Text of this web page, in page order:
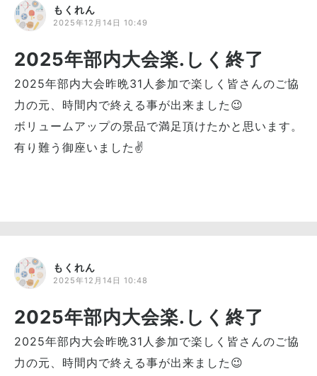
もくれん
2025年12月14日 10:49
2025年部内大会楽.しく終了
2025年部内大会昨晩31人参加で楽しく皆さんのご協
力の元、時間内で終える事が出来ました😉
ボリュームアップの景品で満足頂けたかと思います。
有り難う御座いました✌
もくれん
2025年12月14日 10:48
2025年部内大会楽.しく終了
2025年部内大会昨晩31人参加で楽しく皆さんのご協
力の元、時間内で終える事が出来ました😉